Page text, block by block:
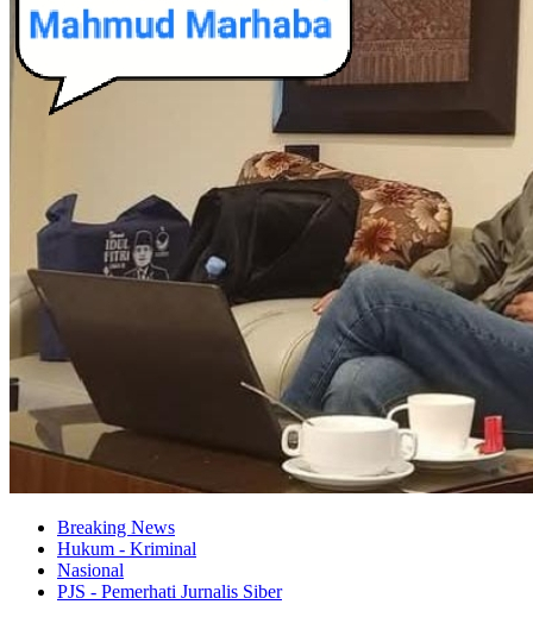
Breaking News
Hukum - Kriminal
Nasional
PJS - Pemerhati Jurnalis Siber